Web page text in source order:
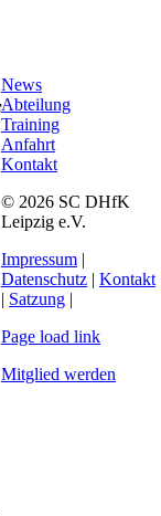
News
Abteilung
Training
Anfahrt
Kontakt
© 2026 SC DHfK
Leipzig e.V.
Impressum |
Datenschutz | Kontakt
| Satzung |
Page load link
Mitglied werden